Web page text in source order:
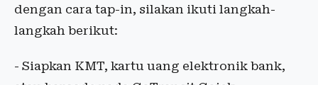
dengan cara tap-in, silakan ikuti langkah-
langkah berikut:
- Siapkan KMT, kartu uang elektronik bank,